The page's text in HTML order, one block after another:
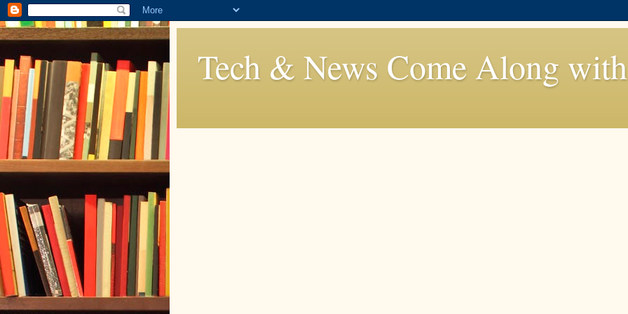
Tech & News Come Along